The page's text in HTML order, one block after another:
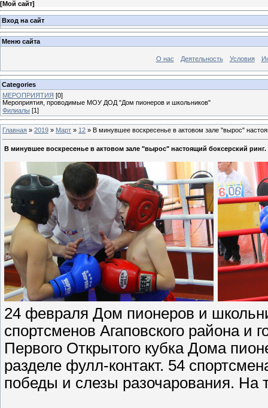
[Мой сайт]
Вход на сайт
Меню сайта
О нас Деятельность Условия
Categories
МЕРОПРИЯТИЯ [0]
Мероприятия, проводимые МОУ ДОД "Дом пионеров и школьников"
Филиалы [1]
Главная » 2019 » Март » 12 » В минувшее воскресенье в актовом зале "вырос"
В минувшее воскресенье в актовом зале "вырос" настоящий боксерский ринг.
24 февраля Дом пионеров и
спортсменов Агаповского района и
Первого Открытого кубка Дома
разделе фулл-контакт. 54
победы и слезы разочарования. На